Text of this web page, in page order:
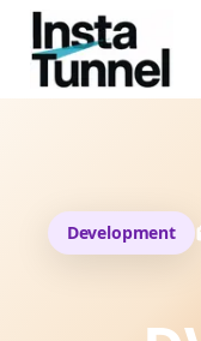
Development